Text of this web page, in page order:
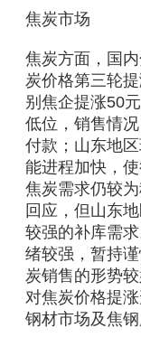
焦炭市场
焦炭方面，国
炭价格第三轮
别焦企提涨50
低位，销售情
付款；山东地
能进程加快，
焦炭需求仍较
回应，但山东
较强的补库需
绪较强，暂持
炭销售的形势
对焦炭价格提
钢材市场及焦钢